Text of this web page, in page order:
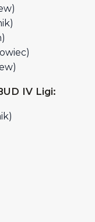
IV Ligi: